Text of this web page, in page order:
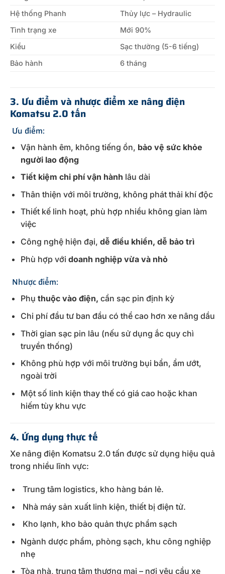
Hệ thống Phanh
Thủy lực – Hydraulic
Tình trạng xe
Mới 90%
Kiểu
Sạc thường (5-6 tiếng)
Bảo hành
6 tháng
3. Ưu điểm và nhược điểm xe nâng điện
Komatsu 2.0 tấn
Ưu điểm:
Vận hành êm, không tiếng ồn, bảo vệ sức khỏe
người lao động
Tiết kiệm chi phí vận hành lâu dài
Thân thiện với môi trường, không phát thải khí độc
Thiết kế linh hoạt, phù hợp nhiều không gian làm
việc
Công nghệ hiện đại, dễ điều khiển, dễ bảo trì
Phù hợp với doanh nghiệp vừa và nhỏ
Nhược điểm:
Phụ thuộc vào điện, cần sạc pin định kỳ
Chi phí đầu tư ban đầu có thể cao hơn xe nâng dầu
Thời gian sạc pin lâu (nếu sử dụng ắc quy chì
truyền thống)
Không phù hợp với môi trường bụi bẩn, ẩm ướt,
ngoài trời
Một số linh kiện thay thế có giá cao hoặc khan
hiếm tùy khu vực
4. Ứng dụng thực tế
Xe nâng điện Komatsu 2.0 tấn được sử dụng hiệu quả
trong nhiều lĩnh vực:
Trung tâm logistics, kho hàng bán lẻ.
Nhà máy sản xuất linh kiện, thiết bị điện tử.
Kho lạnh, kho bảo quản thực phẩm sạch
Ngành dược phẩm, phòng sạch, khu công nghiệp
nhẹ
Tòa nhà, trung tâm thương mại – nơi yêu cầu xe